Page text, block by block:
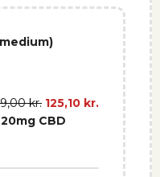
kr. 125,10 kr.
CBD